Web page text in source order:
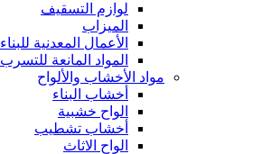
لوازم التسقيف
الميزاب
الأعمال المعدنية للبناء
المواد المانعة للتسرب
مواد الأخشاب والألواح
أخشاب البناء
الواح خشبية
أخشاب تشطيب
الواح الاثاث